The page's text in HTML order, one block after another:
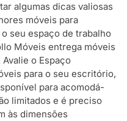
algumas dicas valiosas
móveis para
seu espaço de trabalho
Móveis entrega móveis
o Espaço
para o seu escritório,
para acomodá-
limitados e é preciso
às dimensões